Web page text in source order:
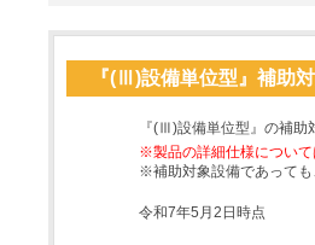
『(Ⅲ)設備単位型』補助
『(Ⅲ)設備単位型』の補助
※製品の詳細仕様について
※補助対象設備であっても
令和7年5月2日時点